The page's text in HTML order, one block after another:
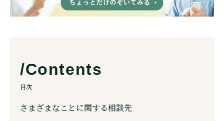
目次
さまざまなことに関する相談先